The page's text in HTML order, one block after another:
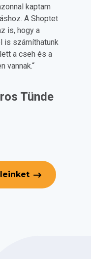
kaptam
A Shoptet
is, hogy a
is számíthatunk
a cseh és a
vannak.“
Tünde